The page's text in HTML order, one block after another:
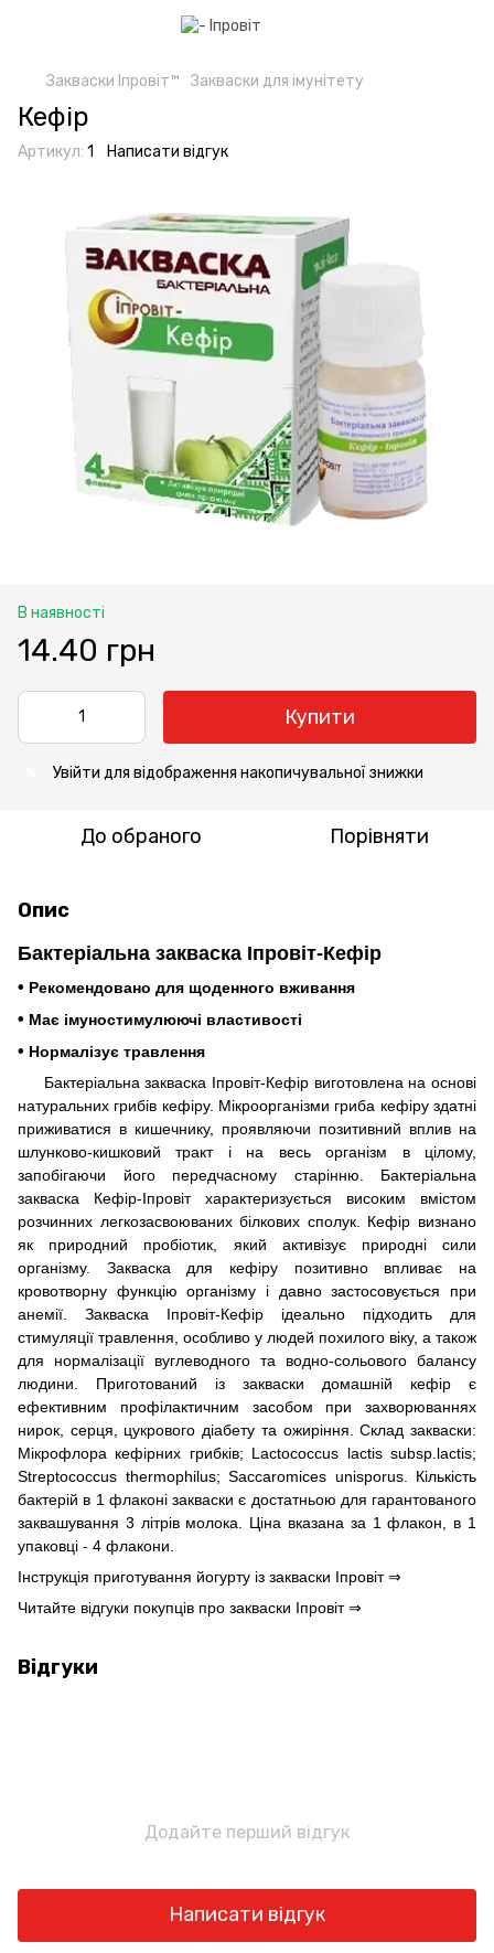
Закваски Іпровіт™ Закваски для імунітету
Кефір
Артикул: 1 Написати відгук
В наявності
14.40 грн
Купити
Увійти для відображення накопичувальної знижки
До обраного Порівняти
Опис
Бактеріальна закваска Іпровіт-Кефір
• Рекомендовано для щоденного вживання
• Має імуностимулюючі властивості
• Нормалізує травлення
Бактеріальна закваска Іпровіт-Кефір виготовлена ​​на основі
натуральних грибів кефіру. Мікроорганізми гриба кефіру здатні
приживатися в кишечнику, проявляючи позитивний вплив на
шлунково-кишковий тракт і на весь організм в цілому,
запобігаючи його передчасному старінню. Бактеріальна
закваска Кефір-Іпровіт характеризується високим вмістом
розчинних легкозасвоюваних білкових сполук. Кефір визнано
як природний пробіотик, який активізує природні сили
організму. Закваска для кефіру позитивно впливає на
кровотворну функцію організму і давно застосовується при
анемії. Закваска Іпровіт-Кефір ідеально підходить для
стимуляції травлення, особливо у людей похилого віку, а також
для нормалізації вуглеводного та водно-сольового балансу
людини. Приготований із закваски домашній кефір є
ефективним профілактичним засобом при захворюваннях
нирок, серця, цукрового діабету та ожиріння. Склад закваски:
Мікрофлора кефірних грибків; Lactococcus lactis subsp.lactis;
Streptococcus thermophilus; Saccaromices unisporus. Кількість
бактерій в 1 флаконі закваски є достатньою для гарантованого
заквашування 3 літрів молока. Ціна вказана за 1 флакон, в 1
упаковці - 4 флакони.
Інструкція приготування йогурту із закваски Іпровіт ⇒
Читайте відгуки покупців про закваски Іпровіт ⇒
Відгуки
Додайте перший відгук
Написати відгук